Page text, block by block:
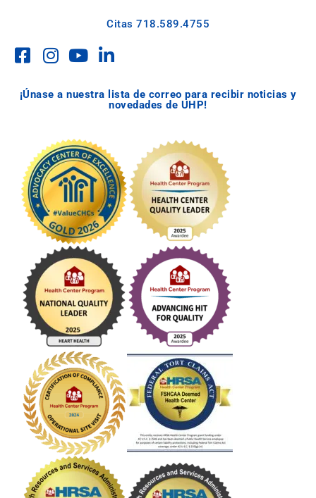
Citas 718.589.4755
¡Únase a nuestra lista de correo para recibir noticias y
novedades de UHP!